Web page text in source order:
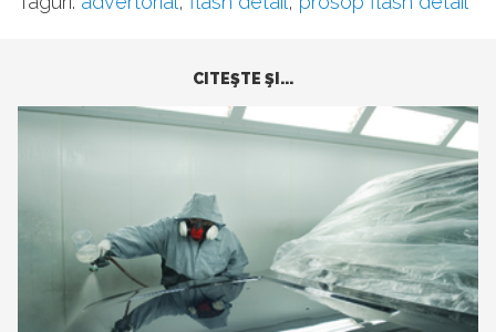
CITEŞTE ŞI...